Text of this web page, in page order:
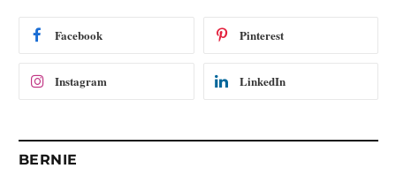
Facebook Pinterest
Instagram LinkedIn
BERNIE